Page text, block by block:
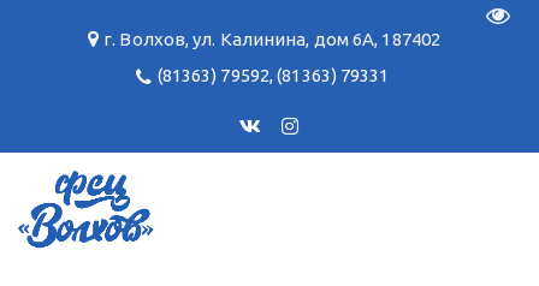
г. Волхов,ул. Калинина, дом 6А, 187402
(81363) 79592,(81363) 79331